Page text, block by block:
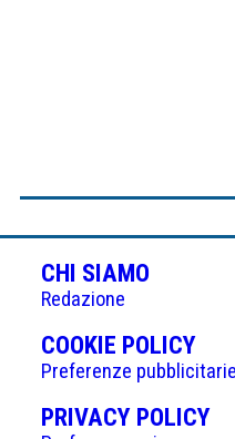
CHI SIAMO
Redazione
COOKIE POLICY
IN
UNA
Preferenze pubblicitarie
PRIVACY POLICY